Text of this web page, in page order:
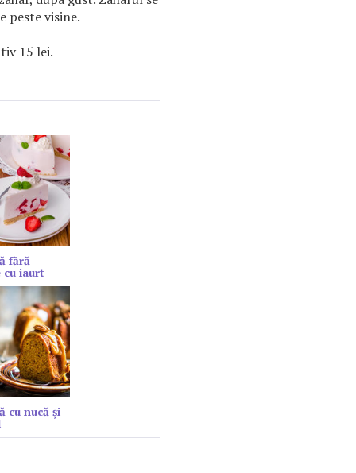
peste visine.
15 lei.
fără
cu iaurt
cu nucă și